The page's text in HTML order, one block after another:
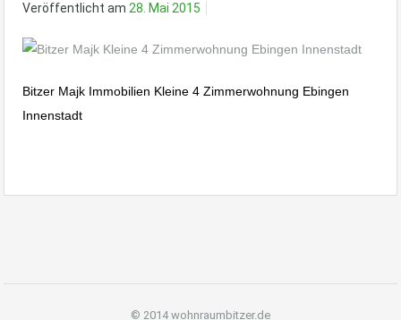
Veröffentlicht am 28. Mai 2015
Bitzer Majk Immobilien Kleine 4 Zimmerwohnung Ebingen
Innenstadt
© 2014 wohnraumbitzer.de